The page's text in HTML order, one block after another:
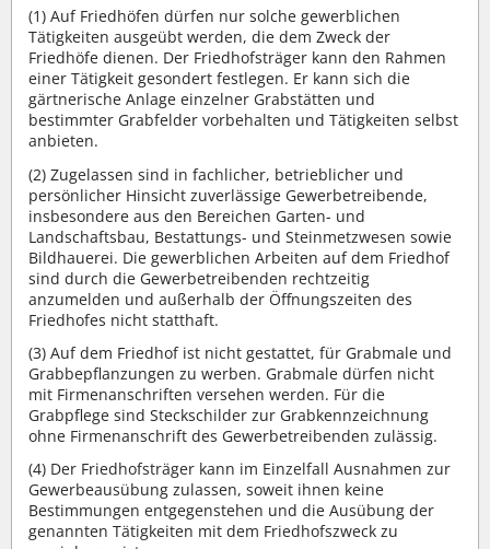
(1) Auf Friedhöfen dürfen nur solche gewerblichen
Tätigkeiten ausgeübt werden, die dem Zweck der
Friedhöfe dienen. Der Friedhofsträger kann den Rahmen
einer Tätigkeit gesondert festlegen. Er kann sich die
gärtnerische Anlage einzelner Grabstätten und
bestimmter Grabfelder vorbehalten und Tätigkeiten selbst
anbieten.
(2) Zugelassen sind in fachlicher, betrieblicher und
persönlicher Hinsicht zuverlässige Gewerbetreibende,
insbesondere aus den Bereichen Garten- und
Landschaftsbau, Bestattungs- und Steinmetzwesen sowie
Bildhauerei. Die gewerblichen Arbeiten auf dem Friedhof
sind durch die Gewerbetreibenden rechtzeitig
anzumelden und außerhalb der Öffnungszeiten des
Friedhofes nicht statthaft.
(3) Auf dem Friedhof ist nicht gestattet, für Grabmale und
Grabbepflanzungen zu werben. Grabmale dürfen nicht
mit Firmenanschriften versehen werden. Für die
Grabpflege sind Steckschilder zur Grabkennzeichnung
ohne Firmenanschrift des Gewerbetreibenden zulässig.
(4) Der Friedhofsträger kann im Einzelfall Ausnahmen zur
Gewerbeausübung zulassen, soweit ihnen keine
Bestimmungen entgegenstehen und die Ausübung der
genannten Tätigkeiten mit dem Friedhofszweck zu